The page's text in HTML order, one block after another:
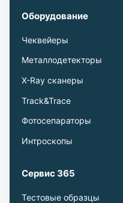
Оборудование
Чеквейеры
Металлодетекторы
X-Ray сканеры
Track&Trace
Фотосепараторы
Интроскопы
Сервис 365
Тестовые образцы